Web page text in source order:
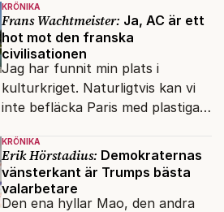
KRÖNIKA
Frans Wachtmeister: Ja, AC är ett
hot mot den franska
civilisationen
Jag har funnit min plats i
kulturkriget. Naturligtvis kan vi
inte befläcka Paris med plastiga
KRÖNIKA
Erik Hörstadius: Demokraternas
vänsterkant är Trumps bästa
valarbetare
Den ena hyllar Mao, den andra